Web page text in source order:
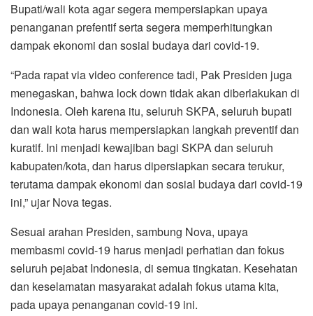
Bupati/wali kota agar segera mempersiapkan upaya
penanganan prefentif serta segera memperhitungkan
dampak ekonomi dan sosial budaya dari covid-19.
“Pada rapat via video conference tadi, Pak Presiden juga
menegaskan, bahwa lock down tidak akan diberlakukan di
Indonesia. Oleh karena itu, seluruh SKPA, seluruh bupati
dan wali kota harus mempersiapkan langkah preventif dan
kuratif. Ini menjadi kewajiban bagi SKPA dan seluruh
kabupaten/kota, dan harus dipersiapkan secara terukur,
terutama dampak ekonomi dan sosial budaya dari covid-19
ini,” ujar Nova tegas.
Sesuai arahan Presiden, sambung Nova, upaya
membasmi covid-19 harus menjadi perhatian dan fokus
seluruh pejabat Indonesia, di semua tingkatan. Kesehatan
dan keselamatan masyarakat adalah fokus utama kita,
pada upaya penanganan covid-19 ini.